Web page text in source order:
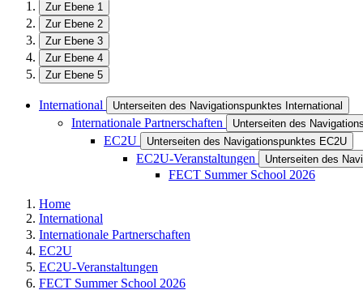
Zur Ebene 1
Zur Ebene 2
Zur Ebene 3
Zur Ebene 4
Zur Ebene 5
International Unterseiten des Navigationspunktes International
Internationale Partnerschaften Unterseiten des
EC2U Unterseiten des Navigationspunktes EC2U
EC2U-Veranstaltungen Unterseiten des
FECT Summer School 2026
Home
International
Internationale Partnerschaften
EC2U
EC2U-Veranstaltungen
FECT Summer School 2026